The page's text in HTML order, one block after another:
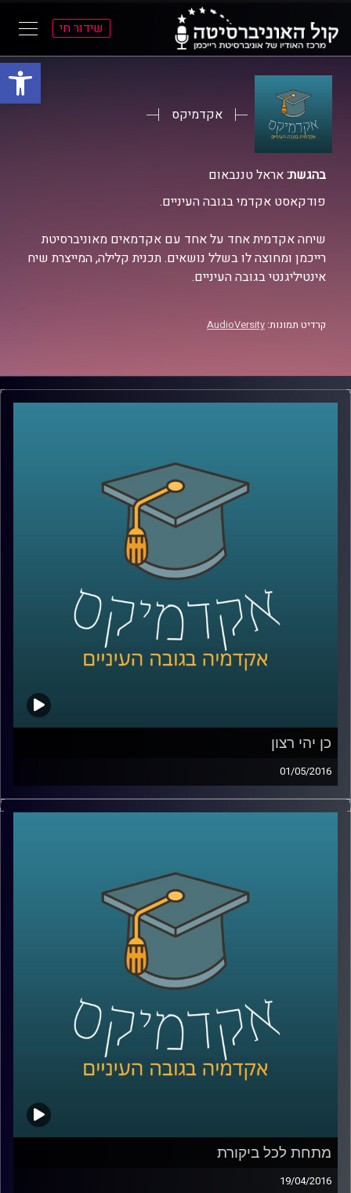
פתח
שידור חי
אקדמיקס
בהגשת:אראל טננבאום
פודקאסט אקדמי בגובה העיניים.
שיחה אקדמית אחד על אחד עם אקדמאים מאוניברסיטת
רייכמן ומחוצה לו בשלל נושאים. תכנית קלילה, המייצרת שיח
אינטיליגנטי בגובה העיניים.
קרדיט תמונות: AudioVersity
כן יהי רצון
01/05/2016
דוקטור דניאל לוי, פסיכולוג קוגנטיבי, חוקר
שנתחיל להכיר בסתירות הקוגנטיביות שבתוכנו,
ויש לא מעט. סוגיית הרצון החופשי וסוגיית
הענישה הן דוגמאות הממחישות סתירות
אלה. היו הוגנים והשיבו תשובות עומק על שתי
השאלות הבאות בטרם תאזינו לתכנית: באיזו
מידה אתם אנשים בעלי רצון חופשי וחופש
בחירה? האם אתם מאמינים בענישה ומאילו
טעמים? עכשיו– Play!
קרדיט תמונות:AudioVersity
מתחת לכל ביקורת
19/04/2016